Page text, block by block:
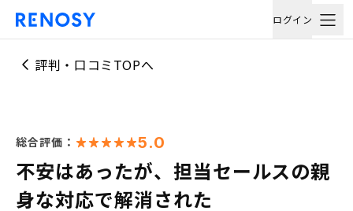
ログイン
評判・口コミTOPへ
総合評価： 5.0
不安はあったが、担当セールスの親
身な対応で解消された